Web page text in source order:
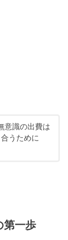
意識の出費は
うために
第一歩